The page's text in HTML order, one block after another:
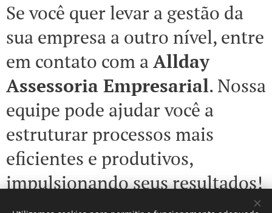
Se você quer levar a gestão da
sua empresa a outro nível, entre
em contato com aAllday
Assessoria Empresarial. Nossa
equipe pode ajudar você a
estruturar processos mais
eficientes e produtivos,
impulsionando seus resultados!